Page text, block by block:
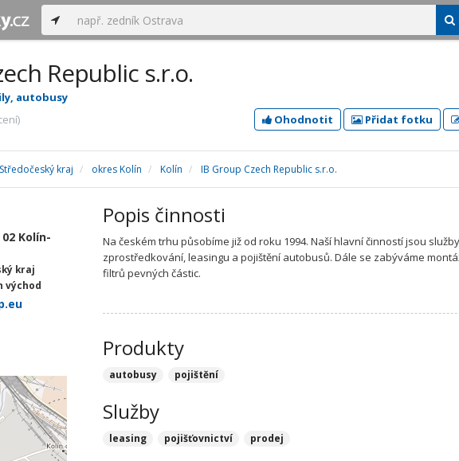
Republic s.r.o.
autobusy
Ohodnotit Přidat fotku
Středočeský kraj okres Kolín Kolín IB Group Czech Republic s.r.o.
Popis činnosti
Na českém trhu působíme již od roku 1994. Naší hlavní činností jsou
zprostředkování, leasingu a pojištění autobusů. Dále se zabýváme
filtrů pevných částic.
Produkty
autobusy pojištění
Služby
leasing pojišťovnictví prodej
Kolín-
kraj
východ